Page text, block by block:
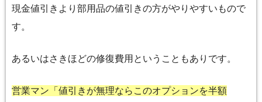
現金値引きより部用品の値引きの方がやりやすいもので
す。
あるいはさきほどの修復費用ということもありです。
営業マン「値引きが無理ならこのオプションを半額